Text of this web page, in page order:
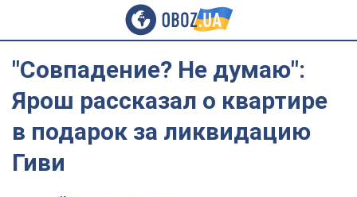
"Совпадение? Не думаю":
Ярош рассказал о квартире
в подарок за ликвидацию
Гиви